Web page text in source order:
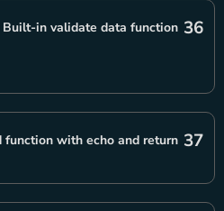
36
in validate data function
37
function with echo and return